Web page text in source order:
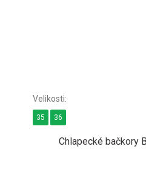
Chlapecké bačkory
35 36